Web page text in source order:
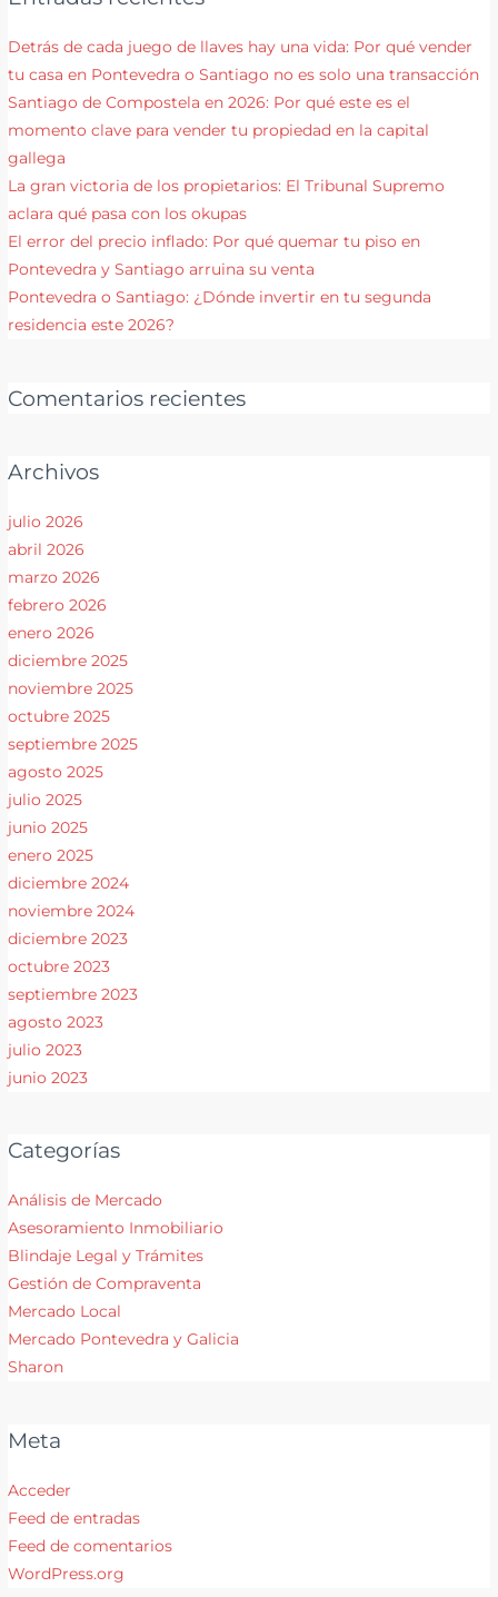
Detrás de cada juego de llaves hay una vida: Por qué vender
tu casa en Pontevedra o Santiago no es solo una transacción
Santiago de Compostela en 2026: Por qué este es el
momento clave para vender tu propiedad en la capital
gallega
La gran victoria de los propietarios: El Tribunal Supremo
aclara qué pasa con los okupas
El error del precio inflado: Por qué quemar tu piso en
Pontevedra y Santiago arruina su venta
Pontevedra o Santiago: ¿Dónde invertir en tu segunda
residencia este 2026?
Comentarios recientes
Archivos
julio 2026
abril 2026
marzo 2026
febrero 2026
enero 2026
diciembre 2025
noviembre 2025
octubre 2025
septiembre 2025
agosto 2025
julio 2025
junio 2025
enero 2025
diciembre 2024
noviembre 2024
diciembre 2023
octubre 2023
septiembre 2023
agosto 2023
julio 2023
junio 2023
Categorías
Análisis de Mercado
Asesoramiento Inmobiliario
Blindaje Legal y Trámites
Gestión de Compraventa
Mercado Local
Mercado Pontevedra y Galicia
Sharon
Meta
Acceder
Feed de entradas
Feed de comentarios
WordPress.org